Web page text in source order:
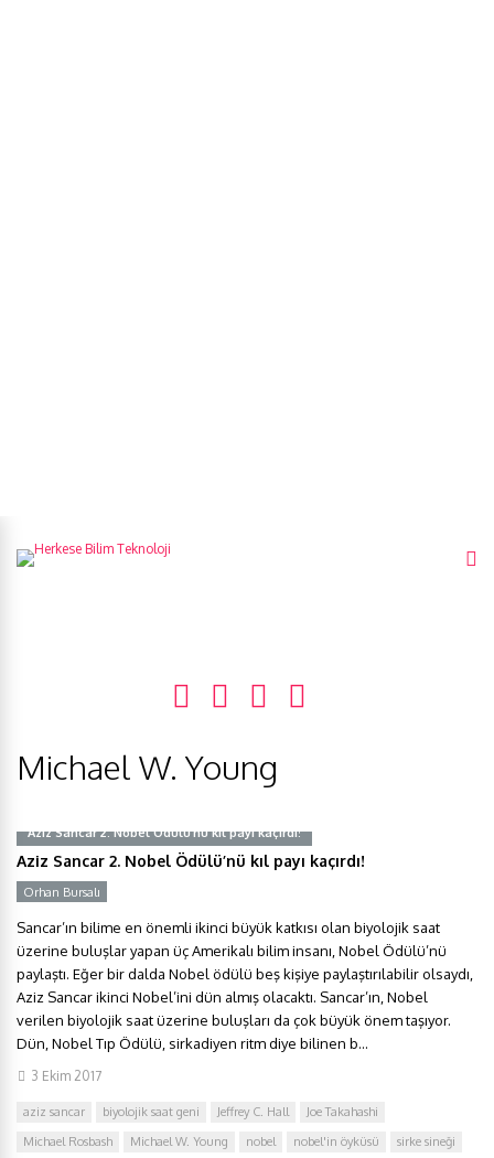
Michael W. Young
Aziz Sancar 2. Nobel Ödülü’nü kıl payı kaçırdı!
Aziz Sancar 2. Nobel Ödülü’nü kıl payı kaçırdı!
Orhan Bursalı
Sancar’ın bilime en önemli ikinci büyük katkısı olan biyolojik saat
üzerine buluşlar yapan üç Amerikalı bilim insanı, Nobel Ödülü’nü
paylaştı. Eğer bir dalda Nobel ödülü beş kişiye paylaştırılabilir olsaydı,
Aziz Sancar ikinci Nobel’ini dün almış olacaktı. Sancar’ın, Nobel
verilen biyolojik saat üzerine buluşları da çok büyük önem taşıyor.
Dün, Nobel Tıp Ödülü, sirkadiyen ritm diye bilinen b...
3 Ekim 2017
aziz sancar biyolojik saat geni Jeffrey C. Hall
Joe Takahashi
Michael Rosbash
Michael W. Young nobel nobel'in öyküsü
sirke sineği